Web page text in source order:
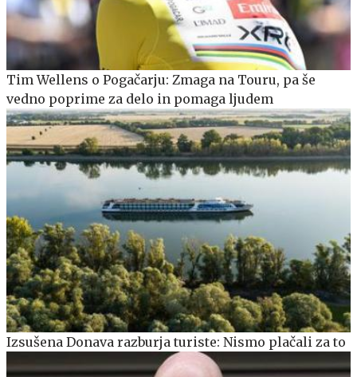
Tim Wellens o Pogačarju: Zmaga na Touru, pa še
vedno poprime za delo in pomaga ljudem
Izsušena Donava razburja turiste: Nismo plačali za to